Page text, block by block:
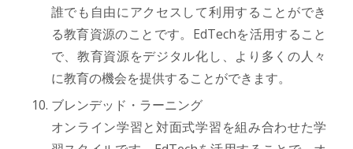
誰でも自由にアクセスして利用することができ
る教育資源のことです。EdTechを活用すること
で、教育資源をデジタル化し、より多くの人々
に教育の機会を提供することができます。
ブレンデッド・ラーニング
オンライン学習と対面式学習を組み合わせた学